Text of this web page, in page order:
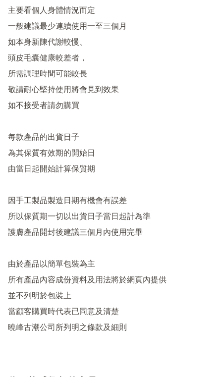
主要看個人身體情況而定
一般建議最少連續使用一至三個月
如本身新陳代謝較慢、
頭皮毛囊健康較差者，
所需調理時間可能較長
敬請耐心堅持使用將會見到效果
如不接受者請勿購買
每款產品的出貨日子
為其保質有效期的開始日
由當日起開始計算保質期
因手工製品製造日期有機會有誤差
所以保質期一切以出貨日子當日起計為準
護膚產品開封後建議三個月內使用完畢
由於產品以簡單包裝為主
所有產品內容成份資料及用法將於網頁內提供
並不列明於包裝上
當顧客購買時代表已同意及清楚